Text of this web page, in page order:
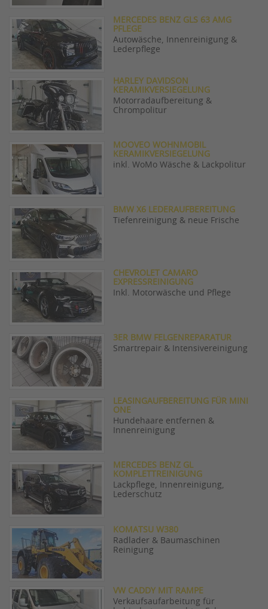
MERCEDES BENZ GLS 63 AMG
PFLEGE
Autowäsche, Innenreinigung &
Lederpflege
HARLEY DAVIDSON
KERAMIKVERSIEGELUNG
Motorradaufbereitung &
Chrompolitur
MOOVEO WOHNMOBIL
KERAMIKVERSIEGELUNG
inkl. WoMo Wäsche & Lackpolitur
BMW X6 LEDERAUFBEREITUNG
Tiefenreinigung & neue Frische
CHEVROLET CAMARO
EXPRESSREINIGUNG
Inkl. Motorwäsche und Pflege
3ER BMW FELGENREPARATUR
Smartrepair & Intensivereinigung
LEASINGAUFBEREITUNG FÜR MINI
ONE
Hundehaare entfernen &
Innenreinigung
MERCEDES BENZ GL
KOMPLETTREINIGUNG
Lackpflege, Innenreinigung,
Lederschutz
KOMATSU W380
Radlader & Baumaschinen
Reinigung
VW CADDY MIT RAMPE
Verkaufsaufarbeitung für